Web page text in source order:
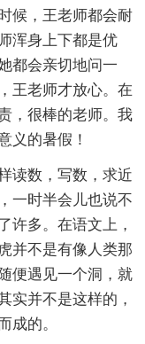
候，王老师都会耐
浑身上下都是优
都会亲切地问一
王老师才放心。在
，很棒的老师。我
义的暑假！
读数，写数，求近
一时半会儿也说不
许多。在语文上，
并不是有像人类那
便遇见一个洞，就
实并不是这样的，
成的。